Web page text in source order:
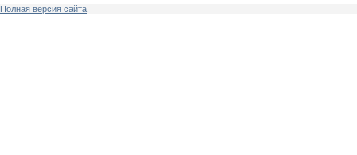
Полная версия сайта